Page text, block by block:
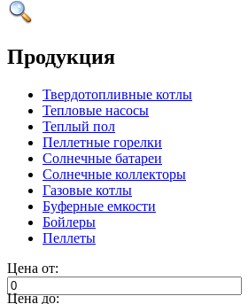
Продукция
Твердотопливные котлы
Тепловые насосы
Теплый пол
Пеллетные горелки
Солнечные батареи
Солнечные коллекторы
Газовые котлы
Буферные емкости
Бойлеры
Пеллеты
Цена от:
Цена до: